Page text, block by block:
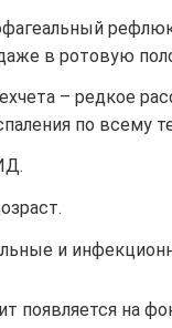
в ротовую
– редкое
по всему
и
появляется на